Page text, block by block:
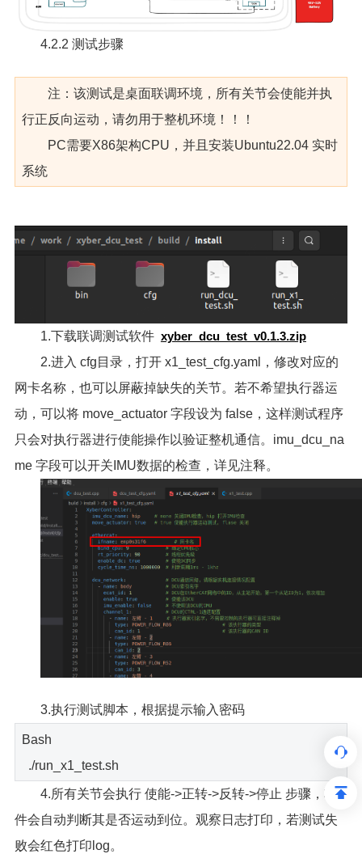
4.2.2 测试步骤
注：该测试是桌面联调环境，所有关节会使能并执
行正反向运动，请勿用于整机环境！！！
PC需要X86架构CPU，并且安装Ubuntu22.04 实时
系统
1.下载联调测试软件 xyber_dcu_test_v0.1.3.zip
2.进入 cfg目录，打开 x1_test_cfg.yaml，修改对应的
网卡名称，也可以屏蔽掉缺失的关节。若不希望执行器运
动，可以将 move_actuator 字段设为 false，这样测试程序
只会对执行器进行使能操作以验证整机通信。imu_dcu_na
me 字段可以开关IMU数据的检查，详见注释。
3.执行测试脚本，根据提示输入密码
Bash
./run_x1_test.sh
4.所有关节会执行 使能->正转->反转->停止 步骤，软
件会自动判断其是否运动到位。观察日志打印，若测试失
败会红色打印log。